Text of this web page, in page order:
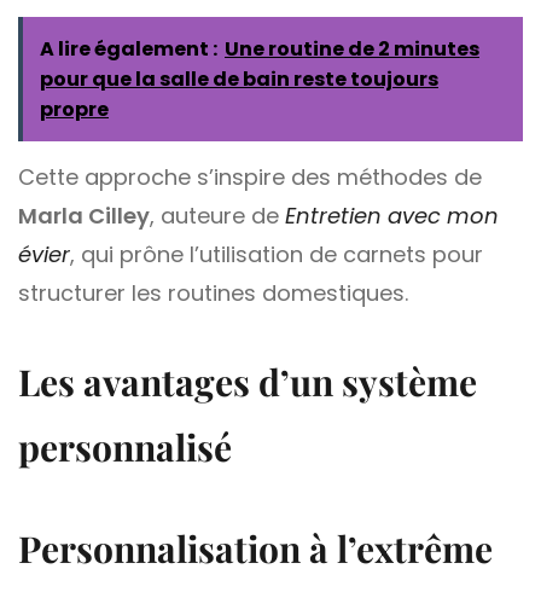
A lire également : Une routine de 2 minutes
pour que la salle de bain reste toujours
propre
Cette approche s’inspire des méthodes de
Marla Cilley, auteure de Entretien avec mon
évier, qui prône l’utilisation de carnets pour
structurer les routines domestiques.
Les avantages d’un système
personnalisé
Personnalisation à l’extrême